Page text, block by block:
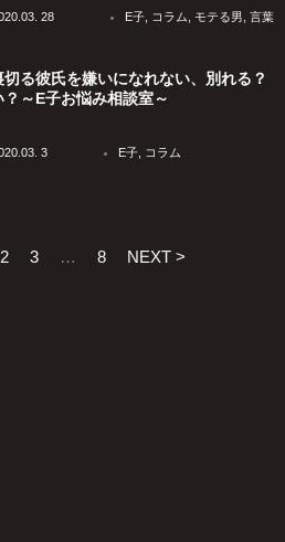
28 E子, コラム モテる男 言葉
切る彼氏を嫌いになれない、別れる？
？～E子お悩み相談室～
3 E子, コラム
2 3 … 8 NEXT >